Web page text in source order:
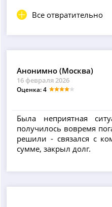
Все отвратительно
Анонимно (Москва)
16 февраля 2026
Оценка: 4
Была неприятная
получилось вовремя
решили - связался с
сумме, закрыл долг.